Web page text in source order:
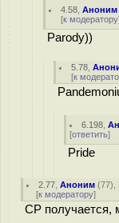
4.58 ,Аноним
[к модератору
Parody))
5.78 ,
[к
6.198 ,
[ответить]
Pride
2.77 ,Аноним (77),
[к модератору]
CP получается,